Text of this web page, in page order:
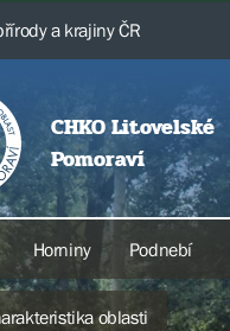
a krajiny ČR
CHKO Litovelské
Pomoraví
Horniny Podnebí
Pomoravíoblasti